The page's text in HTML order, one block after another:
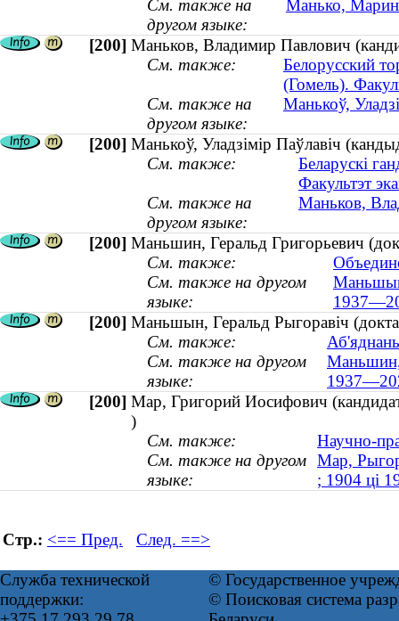
См. также на
другом языке:
Манько,
[200] Маньков, Владимир Павлович
См. также:
Белорусский
(Гомель).
См. также на
другом языке:
Манькоў,
[200] Манькоў, Уладзімір Паўлавіч
См. также:
Беларускі
Факультэт
См. также на
другом языке:
Маньков,
[200] Маньшин, Геральд Григорьевич
См. также:
См. также на другом
языке:
[200] Маньшын, Геральд Рыгоравіч
См. также:
См. также на другом
языке:
Маньшин,
[200] Мар, Григорий Иосифович
)
См. также:
Научно-
См. также на другом
языке:
Мар, Рыгор
; 1904 ці
Стр.: <== Пред. След. ==>
Служба технической
поддержки:
© Государственное
© Поисковая система